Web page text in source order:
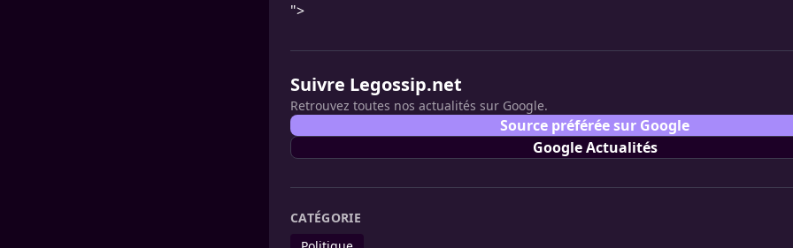
">
Suivre Legossip.net
Retrouvez toutes nos actualités sur Google.
Source préférée sur Google
Google Actualités
CATÉGORIE